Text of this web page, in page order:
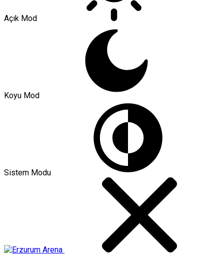
Açık Mod
Koyu Mod
Sistem Modu